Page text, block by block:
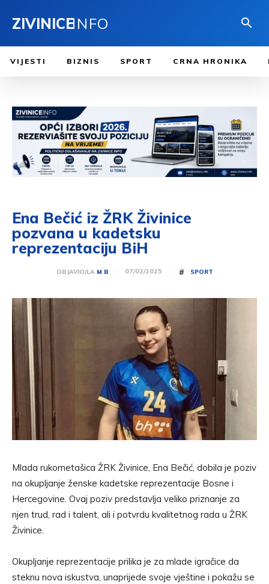
ZIVINICEINFO
VIJESTI BIZNIS SPORT CRNA HRONIKA
Ena Bečić iz ŽRK Živinice
pozvana u kadetsku
reprezentaciju BiH
OBJAVIO/LA M B 07/02/2025 # SPORT
Mlada rukometašica ŽRK Živinice, Ena Bečić, dobila je poziv
na okupljanje ženske kadetske reprezentacije Bosne i
Hercegovine. Ovaj poziv predstavlja veliko priznanje za
njen trud, rad i talent, ali i potvrdu kvalitetnog rada u ŽRK
Živinice.
Okupljanje reprezentacije prilika je za mlade igračice da
steknu nova iskustva, unaprijede svoje vještine i pokažu se